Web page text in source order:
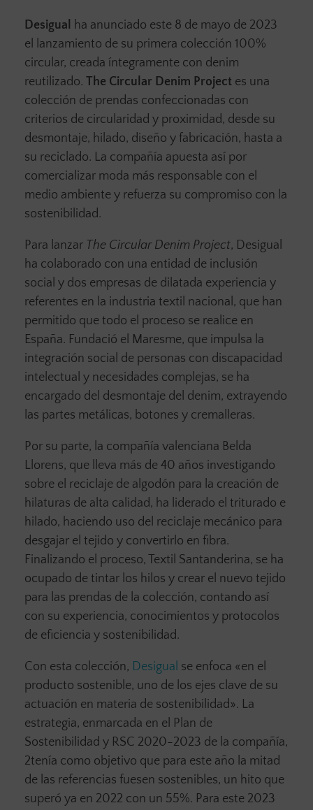
Desigual ha anunciado este 8 de mayo de 2023
el lanzamiento de su primera colección 100%
circular, creada íntegramente con denim
reutilizado. The Circular Denim Project es una
colección de prendas confeccionadas con
criterios de circularidad y proximidad, desde su
desmontaje, hilado, diseño y fabricación, hasta a
su reciclado. La compañía apuesta así por
comercializar moda más responsable con el
medio ambiente y refuerza su compromiso con la
sostenibilidad.
Para lanzar The Circular Denim Project, Desigual
ha colaborado con una entidad de inclusión
social y dos empresas de dilatada experiencia y
referentes en la industria textil nacional, que han
permitido que todo el proceso se realice en
España. Fundació el Maresme, que impulsa la
integración social de personas con discapacidad
intelectual y necesidades complejas, se ha
encargado del desmontaje del denim, extrayendo
las partes metálicas, botones y cremalleras.
Por su parte, la compañía valenciana Belda
Llorens, que lleva más de 40 años investigando
sobre el reciclaje de algodón para la creación de
hilaturas de alta calidad, ha liderado el triturado e
hilado, haciendo uso del reciclaje mecánico para
desgajar el tejido y convertirlo en fibra.
Finalizando el proceso, Textil Santanderina, se ha
ocupado de tintar los hilos y crear el nuevo tejido
para las prendas de la colección, contando así
con su experiencia, conocimientos y protocolos
de eficiencia y sostenibilidad.
Con esta colección, Desigual se enfoca «en el
producto sostenible, uno de los ejes clave de su
actuación en materia de sostenibilidad». La
estrategia, enmarcada en el Plan de
Sostenibilidad y RSC 2020-2023 de la compañía,
2tenía como objetivo que para este año la mitad
de las referencias fuesen sostenibles, un hito que
superó ya en 2022 con un 55%. Para este 2023